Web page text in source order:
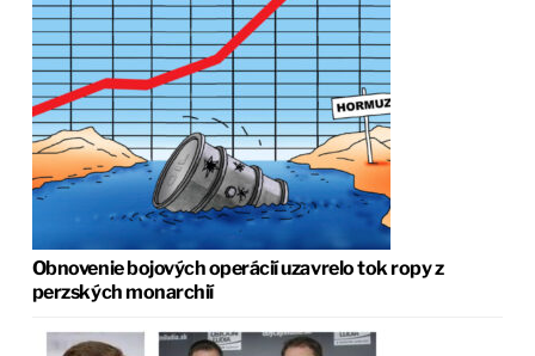
Obnovenie bojových operácií uzavrelo tok ropy z
perzských monarchií